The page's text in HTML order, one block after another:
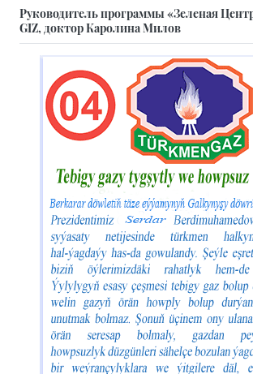
Руководитель программы «Зеленая
GIZ, доктор Каролина Милов